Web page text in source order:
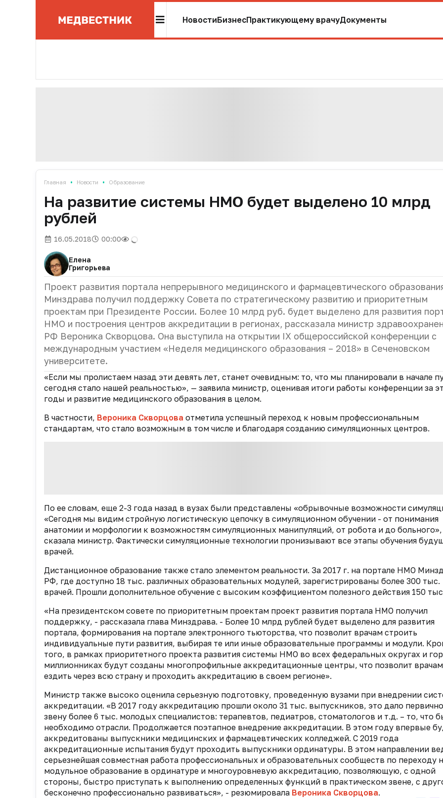
НовостиБизнесПрактикующему врачуДокументы
Главная • Новости • Образование
На развитие системы НМО будет выделено 10 млрд
рублей
16.05.2018 00:00
Елена
Григорьева
Проект развития портала непрерывного медицинского и фармацевтического
Минздрава получил поддержку Совета по стратегическому развитию и приоритетным
проектам при Президенте России. Более 10 млрд руб. будет выделено для развития
НМО и построения центров аккредитации в регионах, рассказала министр
РФ Вероника Скворцова. Она выступила на открытии IX общероссийской конференции с
международным участием «Неделя медицинского образования – 2018» в Сеченовском
университете.
«Если мы пролистаем назад эти девять лет, станет очевидным: то, что мы планировали в начале
сегодня стало нашей реальностью», — заявила министр, оценивая итоги работы конференции за
годы и развитие медицинского образования в целом.
В частности, Вероника Скворцова отметила успешный переход к новым профессиональным
стандартам, что стало возможным в том числе и благодаря созданию симуляционных центров.
По ее словам, еще 2-3 года назад в вузах были представлены «обрывочные возможности
«Сегодня мы видим стройную логистическую цепочку в симуляционном обучении - от понимания
анатомии и морфологии к возможностям симуляционных манипуляций, от робота и до
сказала министр. Фактически симуляционные технологии пронизывают все этапы обучения
врачей.
Дистанционное образование также стало элементом реальности. За 2017 г. на портале НМО
РФ, где доступно 18 тыс. различных образовательных модулей, зарегистрированы более 300 тыс.
врачей. Прошли дополнительное обучение с высоким коэффициентом полезного действия 150
«На президентском совете по приоритетным проектам проект развития портала НМО получил
поддержку, - рассказала глава Минздрава. - Более 10 млрд рублей будет выделено для развития
портала, формирования на портале электронного тьюторства, что позволит врачам строить
индивидуальные пути развития, выбирая те или иные образовательные программы и модули.
того, в рамках приоритетного проекта развития системы НМО во всех федеральных округах и
миллионниках будут созданы многопрофильные аккредитационные центры, что позволит
ездить через всю страну и проходить аккредитацию в своем регионе».
Министр также высоко оценила серьезную подготовку, проведенную вузами при внедрении
аккредитации. «В 2017 году аккредитацию прошли около 31 тыс. выпускников, это дало
звену более 6 тыс. молодых специалистов: терапевтов, педиатров, стоматологов и т.д. – то, что
необходимо отрасли. Продолжается поэтапное внедрение аккредитации. В этом году впервые
аккредитованы выпускники медицинских и фармацевтических колледжей. С 2019 года
аккредитационные испытания будут проходить выпускники ординатуры. В этом направлении
серьезнейшая совместная работа профессиональных и образовательных сообществ по переходу
модульное образование в ординатуре и многоуровневую аккредитацию, позволяющую, с одной
стороны, быстро приступать к выполнению определенных функций в практическом звене, с
бесконечно профессионально развиваться», - резюмировала Вероника Скворцова.